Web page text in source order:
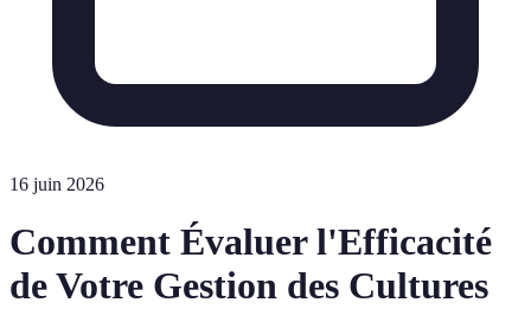
16 juin 2026
Comment Évaluer l'Efficacité
de Votre Gestion des Cultures